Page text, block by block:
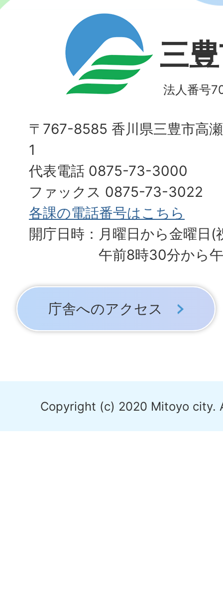
三
法人番号
〒767-8585 香川県三豊市高
1
代表電話 0875-73-3000
ファックス 0875-73-3022
各課の電話番号はこちら
開庁日時：月曜日から金曜日(
午前8時30分から
庁舎へのアクセス
Copyright (c) 2020 Mitoyo city.